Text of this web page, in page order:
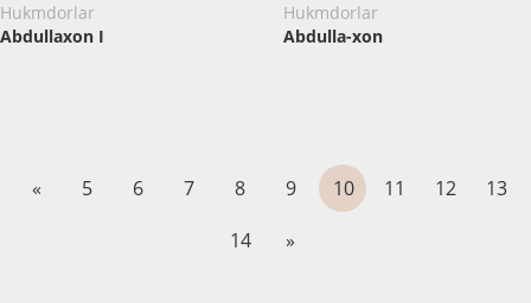
Hukmdorlar
Abdullaxon I
Hukmdorlar
Abdulla-xon
« 5 6 7 8 9 10 11 12
13
14
»